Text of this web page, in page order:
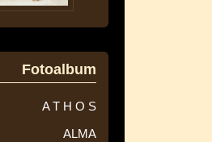
Fotoalbum
A T H O S
ALMA